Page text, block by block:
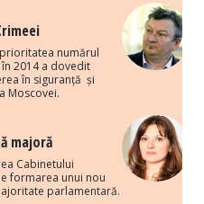
numărul
2014 a dovedit
în siguranță și
Moscovei.
majoră
Cabinetului
formarea unui nou
parlamentară.